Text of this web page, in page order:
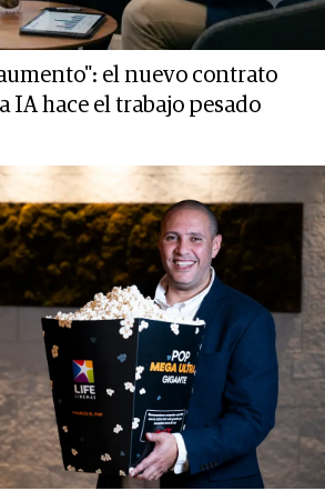
el nuevo contrato
IA hace el trabajo pesado